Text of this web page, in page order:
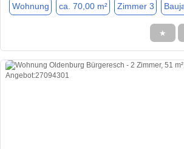
Wohnung ca. 70,00 m² Zimmer 3
★